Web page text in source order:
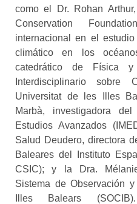
como el Dr. Rohan
Conservation
internacional en el
climático en los
catedrático de Física y
Interdisciplinario
Universitat de les Illes
Marbà, investigadora
Estudios Avanzados
Salud Deudero, directora
Baleares del Instituto
CSIC); y la Dra.
Sistema de Observación
Illes Balears